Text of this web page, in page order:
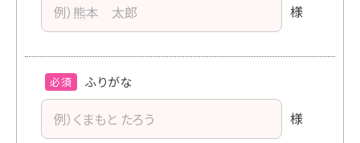
様
ふりがな
必須
様